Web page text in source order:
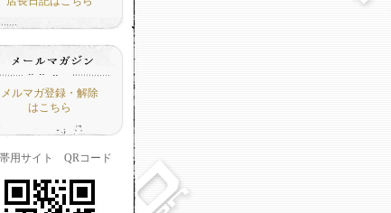
メルマガ登録・解除
はこちら
用サイト QRコード